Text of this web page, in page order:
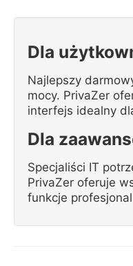
Dla
Najlepszy
mocy. PrivaZer
interfejs idealny
Dla
Specjaliści IT
PrivaZer oferuje
funkcje